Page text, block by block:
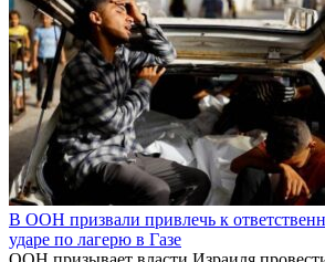
В ООН призвали привлечь к
ударе по лагерю в Газе